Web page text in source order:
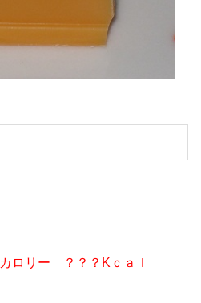
カロリー ？？？Kｃａｌ